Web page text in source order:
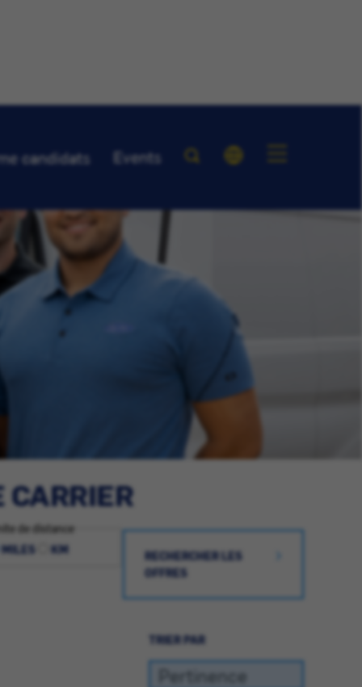
candidats Events
CARRIER
de distance
MILES
KM
RECHERCHER LES
OFFRES
TRIER PAR